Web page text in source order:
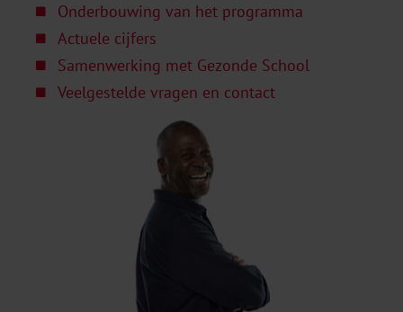
Onderbouwing van het programma
Actuele cijfers
Samenwerking met Gezonde School
Veelgestelde vragen en contact